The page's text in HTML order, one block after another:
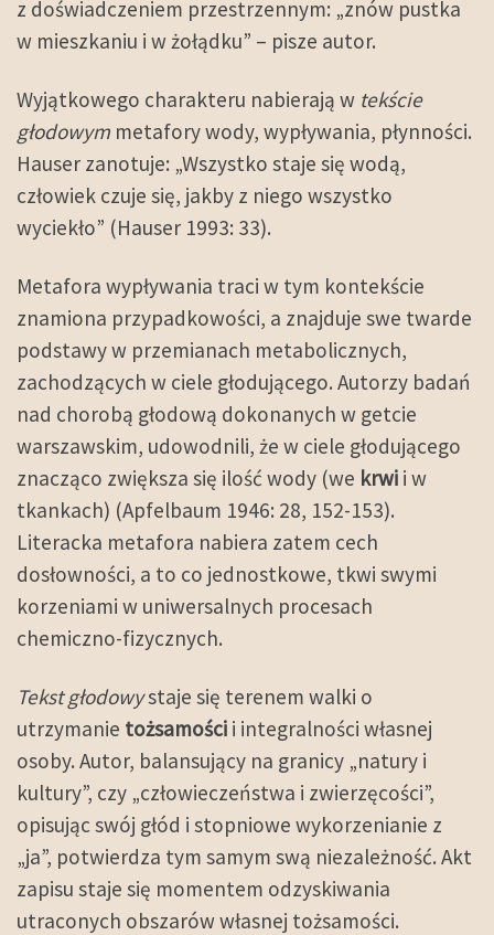
z doświadczeniem przestrzennym: „znów pustka
w mieszkaniu i w żołądku” – pisze autor.
Wyjątkowego charakteru nabierają w tekście
głodowym metafory wody, wypływania, płynności.
Hauser zanotuje: „Wszystko staje się wodą,
człowiek czuje się, jakby z niego wszystko
wyciekło” (Hauser 1993: 33).
Metafora wypływania traci w tym kontekście
znamiona przypadkowości, a znajduje swe twarde
podstawy w przemianach metabolicznych,
zachodzących w ciele głodującego. Autorzy badań
nad chorobą głodową dokonanych w getcie
warszawskim, udowodnili, że w ciele głodującego
znacząco zwiększa się ilość wody (we krwi i w
tkankach) (Apfelbaum 1946: 28, 152-153).
Literacka metafora nabiera zatem cech
dosłowności, a to co jednostkowe, tkwi swymi
korzeniami w uniwersalnych procesach
chemiczno-fizycznych.
Tekst głodowystaje się terenem walki o
utrzymanie tożsamości i integralności własnej
osoby. Autor, balansujący na granicy „natury i
kultury”, czy „człowieczeństwa i zwierzęcości”,
opisując swój głód i stopniowe wykorzenianie z
„ja”, potwierdza tym samym swą niezależność. Akt
zapisu staje się momentem odzyskiwania
utraconych obszarów własnej tożsamości.